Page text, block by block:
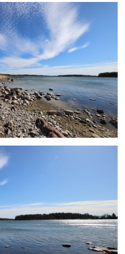
finns ÅEA nerlagda jordkabel +
och stödstolpe
med landskapet
en gammal strandbod som är
säljarna i samband med
i köpet), men i övrigt ingår
byggnaderna som de går och
och köparna måste betala
byggnadsordning
ladda ner
av El vid sydöstra hörnet av